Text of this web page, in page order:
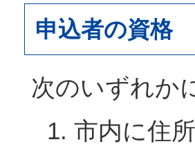
申込者の資格
次のいずれか
市内に住